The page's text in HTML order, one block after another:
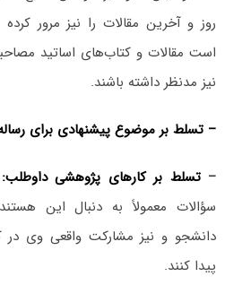
روز و آخرین مقالات را نیز مرور
است مقالات و کتاب‌های اساتید
نیز مدنظر داشته باشند.
– تسلط بر موضوع پیشنهادی برای
–تسلط بر کارهای پژوهشی داوطلب:
سؤالات معمولاً به دنبال این
دانشجو و نیز مشارکت واقعی وی در
پیدا کنند.